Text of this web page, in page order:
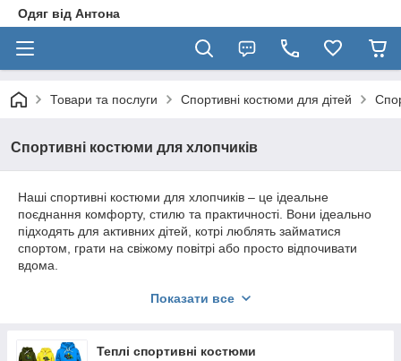
Одяг від Антона
Товари та послуги Спортивні костюми для дітей
Спортивні костюми для хлопчиків
Наші спортивні костюми для хлопчиків – це ідеальне
поєднання комфорту, стилю та практичності. Вони ідеально
підходять для активних дітей, котрі люблять займатися
спортом, грати на свіжому повітрі або просто відпочивати
вдома.
свободу рухів та максимальний комфорт, роблячи костюми
Показати все
Теплі спортивні костюми